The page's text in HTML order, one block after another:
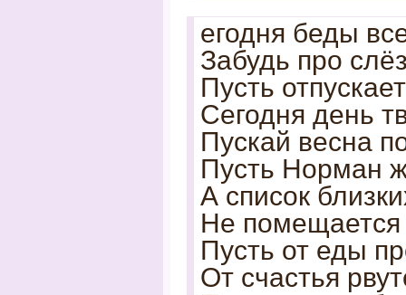
егодня беды
Забудь про
Пусть
Сегодня день
Пускай весна
Пусть Норман
А список
Не
Пусть от еды
От счастья